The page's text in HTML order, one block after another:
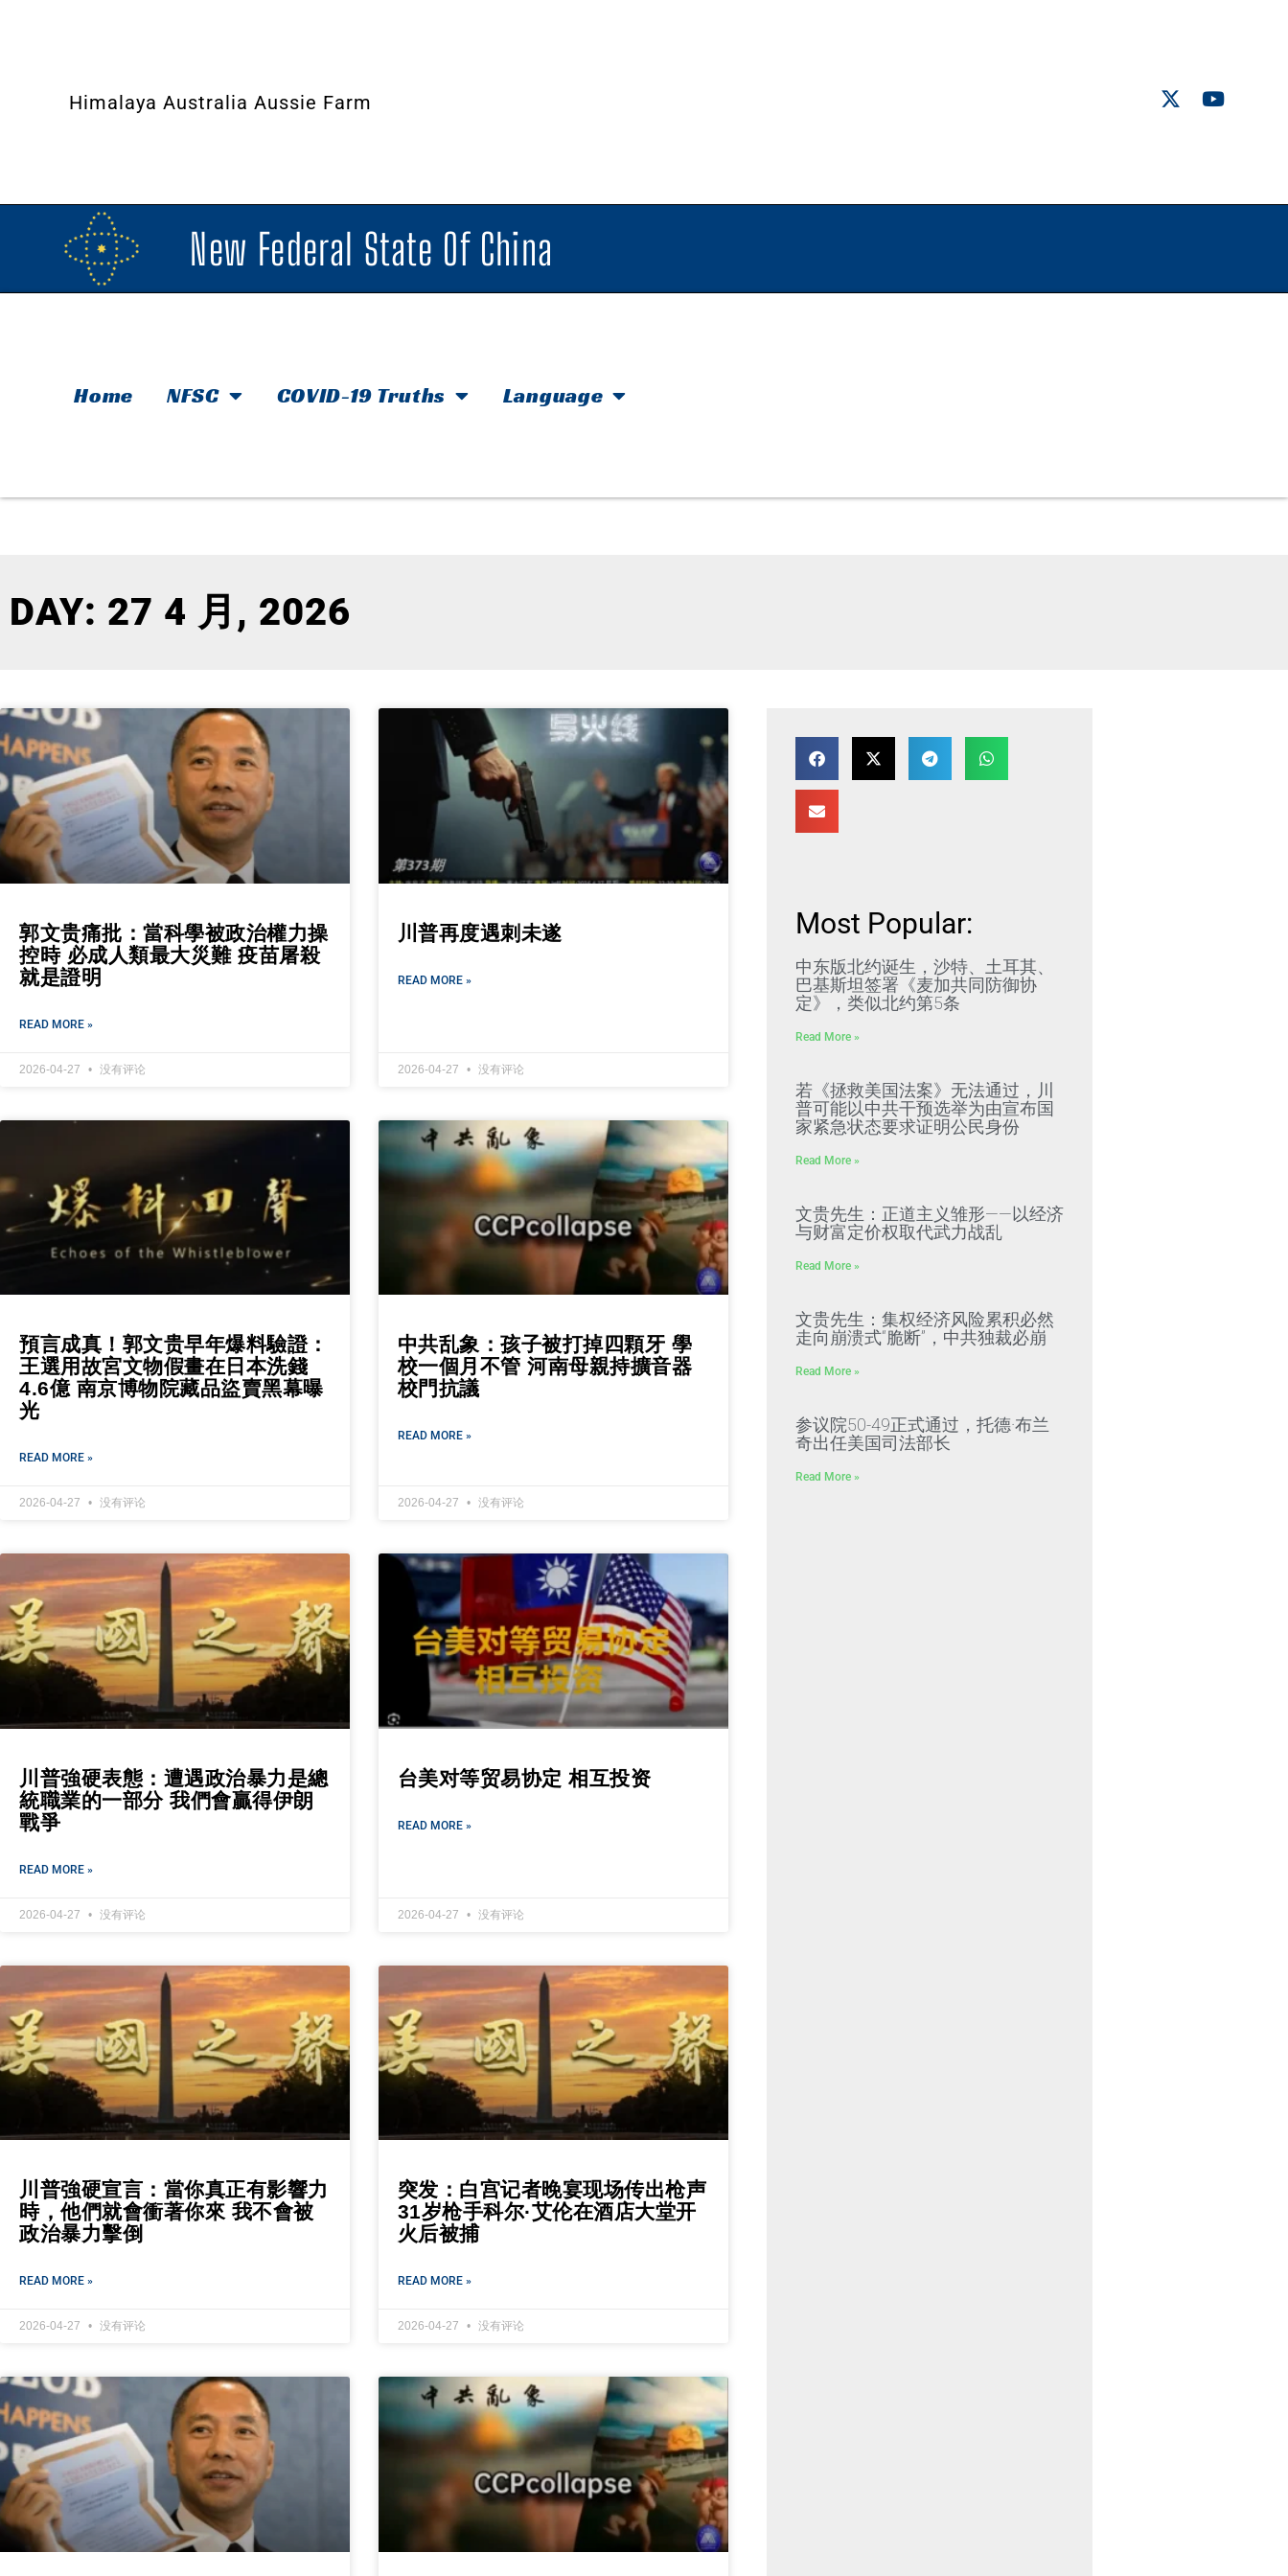
Himalaya Australia Aussie Farm
New Federal State Of China
Home NFSC COVID-19 Truths Language
DAY: 27 4 月, 2026
郭文贵痛批：當科學被政治權力操
控時 必成人類最大災難 疫苗屠殺
就是證明
READ MORE »
2026-04-27 没有评论
川普再度遇刺未遂
READ MORE »
2026-04-27 没有评论
預言成真！郭文贵早年爆料驗證：
王選用故宮文物假畫在日本洗錢
4.6億 南京博物院藏品盜賣黑幕曝
光
READ MORE »
2026-04-27 没有评论
中共乱象：孩子被打掉四顆牙 學
校一個月不管 河南母親持擴音器
校門抗議
READ MORE »
2026-04-27 没有评论
川普強硬表態：遭遇政治暴力是總
統職業的一部分 我們會贏得伊朗
戰爭
READ MORE »
2026-04-27 没有评论
台美对等贸易协定 相互投资
READ MORE »
2026-04-27 没有评论
川普強硬宣言：當你真正有影響力
時，他們就會衝著你來 我不會被
政治暴力擊倒
READ MORE »
2026-04-27 没有评论
突发：白宫记者晚宴现场传出枪声
31岁枪手科尔·艾伦在酒店大堂开
火后被捕
READ MORE »
2026-04-27 没有评论
Most Popular:
中东版北约诞生，沙特、土耳其、
巴基斯坦签署《麦加共同防御协
定》，类似北约第5条
Read More »
若《拯救美国法案》无法通过，川
普可能以中共干预选举为由宣布国
家紧急状态要求证明公民身份
Read More »
文贵先生：正道主义雏形——以经济
与财富定价权取代武力战乱
Read More »
文贵先生：集权经济风险累积必然
走向崩溃式“脆断”，中共独裁必崩
Read More »
参议院50-49正式通过，托德·布兰
奇出任美国司法部长
Read More »